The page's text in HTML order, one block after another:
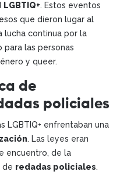
LGBTIQ+. Estos eventos
que dieron lugar al
lucha continua por la
las personas
y queer.
de
policiales
LGBTIQ+ enfrentaban una
. Las leyes eran
encuentro, de la
de redadas policiales.